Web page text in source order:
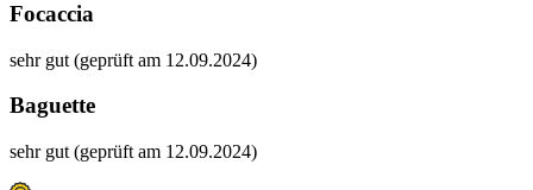
Focaccia
sehr gut (geprüft am 12.09.2024)
Baguette
sehr gut (geprüft am 12.09.2024)